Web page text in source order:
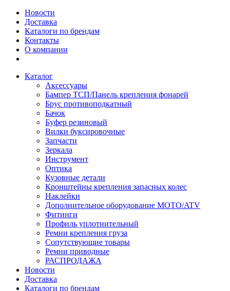
Новости
Доставка
Каталоги по брендам
Контакты
О компании
Каталог
Аксессуары
Бампер ТСП/Панель крепления фонарей
Брус противоподкатный
Бачок
Буфер резиновый
Вилки буксировочные
Запчасти
Зеркала
Инструмент
Оптика
Кузовные детали
Кронштейны крепления запасных колес
Наклейки
Дополнительное оборудование MOTO/ATV
Фитинги
Профиль уплотнительный
Ремни крепления груза
Сопутствующие товары
Ремни приводные
РАСПРОДАЖА
Новости
Доставка
Каталоги по брендам